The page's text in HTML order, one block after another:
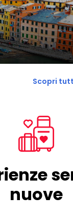
Scopri
nuove